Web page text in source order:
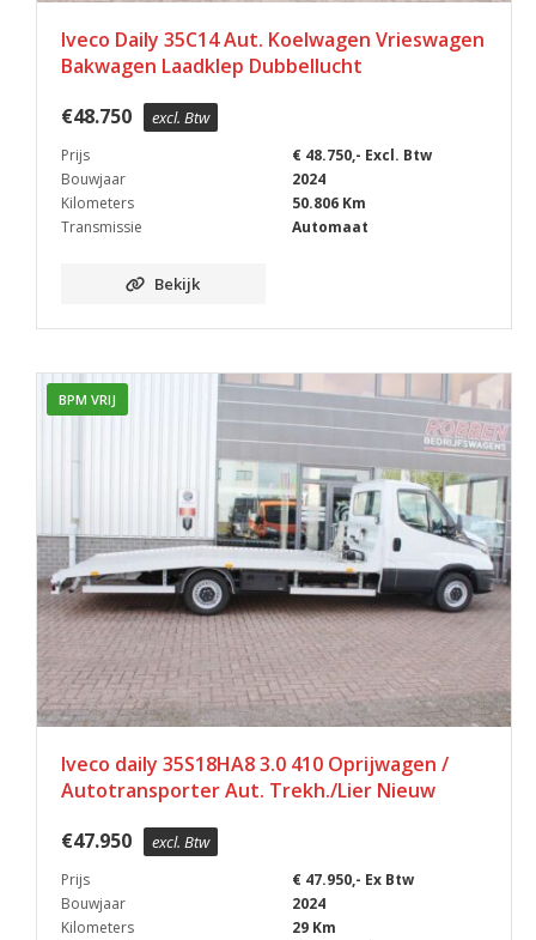
Iveco Daily 35C14 Aut. Koelwagen Vrieswagen
Bakwagen Laadklep Dubbellucht
€48.750 excl. Btw
Prijs
€ 48.750,- Excl. Btw
Bouwjaar
2024
Kilometers
50.806 Km
Transmissie
Automaat
Bekijk
BPM VRIJ
Iveco daily 35S18HA8 3.0 410 Oprijwagen /
Autotransporter Aut. Trekh./Lier Nieuw
€47.950 excl. Btw
Prijs
€ 47.950,- Ex Btw
Bouwjaar
2024
Kilometers
29 Km